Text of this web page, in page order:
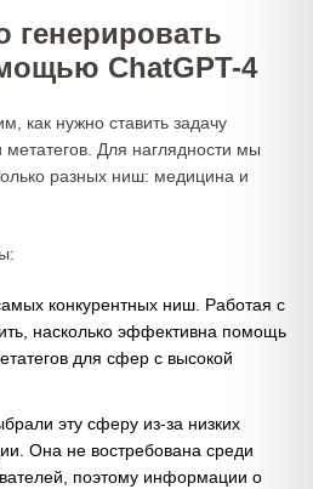
генерировать
ChatGPT-4
как нужно ставить задачу
Для наглядности мы
разных ниш: медицина и
конкурентных ниш. Работая с
насколько эффективна помощь
для сфер с высокой
эту сферу из-за низких
Она не востребована среди
поэтому информации о